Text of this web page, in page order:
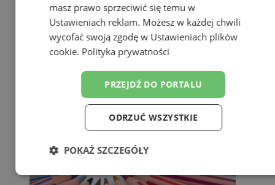
masz prawo sprzeciwić się temu w
Ustawieniach reklam. Możesz w każdej chwili
wycofać swoją zgodę w Ustawieniach plików
cookie. Polityka prywatności
PRZEJDŹ DO PORTALU
ODRZUĆ WSZYSTKIE
POKAŻ SZCZEGÓŁY
Niezbędne Wydajność Targetowanie